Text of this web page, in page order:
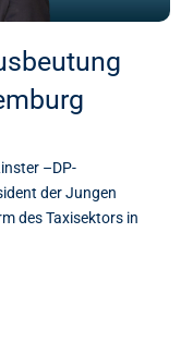
–DP-
der Jungen
des Taxisektors in